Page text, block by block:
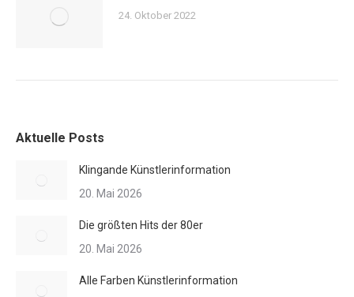
24. Oktober 2022
Aktuelle Posts
Klingande Künstlerinformation
20. Mai 2026
Die größten Hits der 80er
20. Mai 2026
Alle Farben Künstlerinformation